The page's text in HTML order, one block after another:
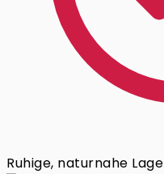
Ruhige, naturnahe Lage